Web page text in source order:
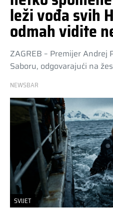
leži vođa svih
odmah vidite
ZAGREB – Premijer Andrej
Saboru, odgovarajući na
NEWSBAR
SVIJET